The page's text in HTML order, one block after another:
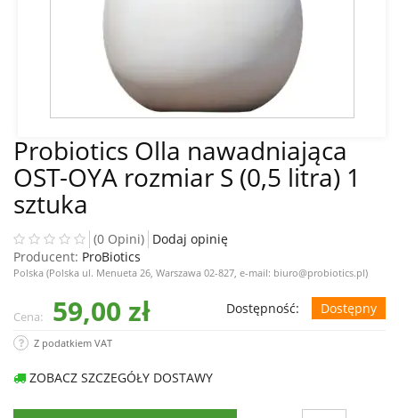
Probiotics Olla nawadniająca
OST-OYA rozmiar S (0,5 litra) 1
sztuka
(0 Opini) Dodaj opinię
Producent: ProBiotics
Polska (Polska ul. Menueta 26, Warszawa 02-827, e-mail: biuro@probiotics.pl)
Cena: 59,00 zł Dostępność: Dostępny
Z podatkiem VAT
ZOBACZ SZCZEGÓŁY DOSTAWY